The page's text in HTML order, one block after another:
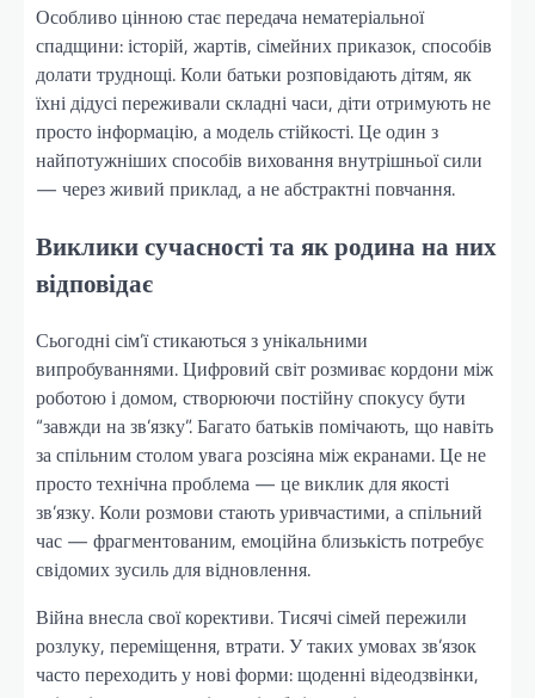
Особливо цінною стає передача нематеріальної
спадщини: історій, жартів, сімейних приказок, способів
долати труднощі. Коли батьки розповідають дітям, як
їхні дідусі переживали складні часи, діти отримують не
просто інформацію, а модель стійкості. Це один з
найпотужніших способів виховання внутрішньої сили
— через живий приклад, а не абстрактні повчання.
Виклики сучасності та як родина на них
відповідає
Сьогодні сім’ї стикаються з унікальними
випробуваннями. Цифровий світ розмиває кордони між
роботою і домом, створюючи постійну спокусу бути
“завжди на зв’язку”. Багато батьків помічають, що навіть
за спільним столом увага розсіяна між екранами. Це не
просто технічна проблема — це виклик для якості
зв’язку. Коли розмови стають уривчастими, а спільний
час — фрагментованим, емоційна близькість потребує
свідомих зусиль для відновлення.
Війна внесла свої корективи. Тисячі сімей пережили
розлуку, переміщення, втрати. У таких умовах зв’язок
часто переходить у нові форми: щоденні відеодзвінки,